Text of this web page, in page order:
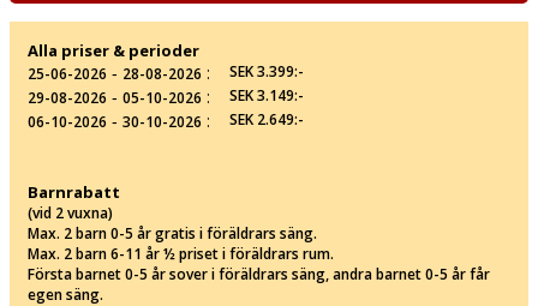
Alla priser & perioder
25-06-2026 ‐ 28-08-2026 :
SEK 3.399:-
29-08-2026 ‐ 05-10-2026 :
SEK 3.149:-
06-10-2026 ‐ 30-10-2026 : SEK 2.649:-
Barnrabatt
(vid 2 vuxna)
Max. 2 barn 0-5 år gratis i föräldrars säng.
Max. 2 barn 6-11 år ½ priset i föräldrars rum.
Första barnet 0-5 år sover i föräldrars säng, andra barnet 0-5 år får
egen säng.